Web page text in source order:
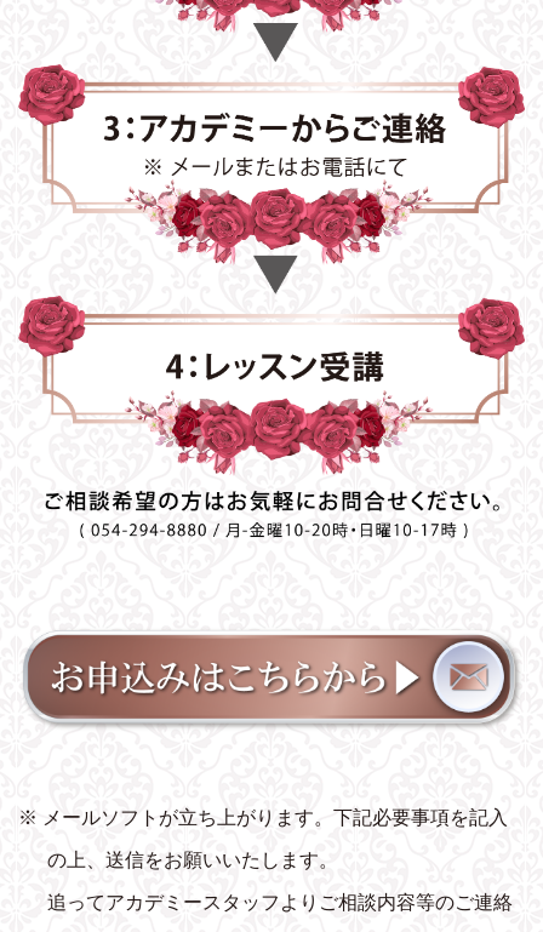
※ メールソフトが立ち上がります。下記必要事項を記入
の上、送信をお願いいたします。
追ってアカデミースタッフよりご相談内容等のご連絡